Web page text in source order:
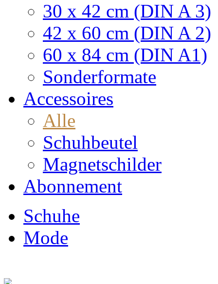
30 x 42 cm (DIN A 3)
42 x 60 cm (DIN A 2)
60 x 84 cm (DIN A1)
Sonderformate
Accessoires
Alle
Schuhbeutel
Magnetschilder
Abonnement
Schuhe
Mode